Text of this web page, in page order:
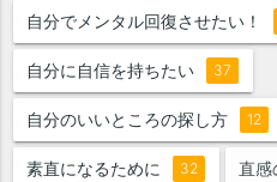
自分でメンタル回復させたい！
自分に自信を持ちたい 37
自分のいいところの探し方 12
素直になるために 32 直感